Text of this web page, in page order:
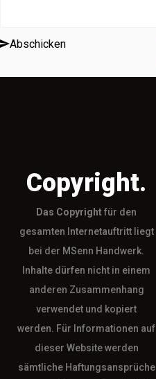
Abschicken
Copyright.
Das Copyrightfür den
gesamten Internetauftritt liegt
bei der MSenn Handwerk.
Inhalte dürfen nicht in einem
anderen Zusammenhang
verwendet und kopiert
werden. Für Informationen auf
dieser Website werden
sämtliche Haftungsansprüche